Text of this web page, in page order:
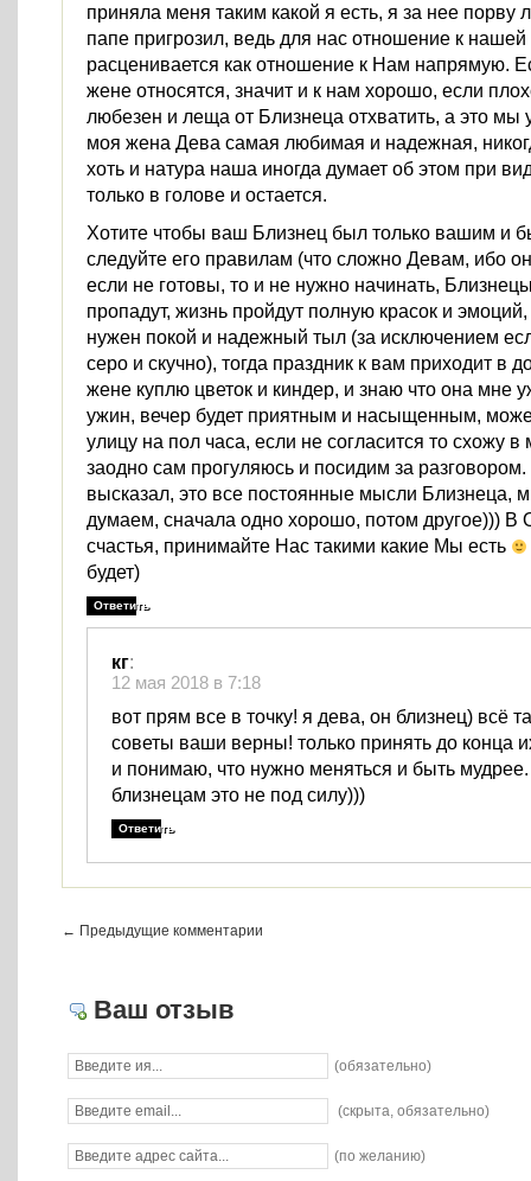
приняла меня таким какой я есть, я за нее порву
папе пригрозил, ведь для нас отношение к
расценивается как отношение к Нам напрямую.
жене относятся, значит и к нам хорошо, если
любезен и леща от Близнеца отхватить, а это
моя жена Дева самая любимая и надежная,
хоть и натура наша иногда думает об этом при
только в голове и остается.
Хотите чтобы ваш Близнец был только вашим и
следуйте его правилам (что сложно Девам, ибо
если не готовы, то и не нужно начинать,
пропадут, жизнь пройдут полную красок и
нужен покой и надежный тыл (за исключением
серо и скучно), тогда праздник к вам приходит в
жене куплю цветок и киндер, и знаю что она мне
ужин, вечер будет приятным и насыщенным,
улицу на пол часа, если не согласится то схожу в
заодно сам прогуляюсь и посидим за
высказал, это все постоянные мысли Близнеца,
думаем, сначала одно хорошо, потом другое)))
счастья, принимайте Нас такими какие Мы есть
будет)
Ответить
кг:
12 мая 2018 в 7:18
вот прям все в точку! я дева, он близнец) всё
советы ваши верны! только принять до конца
и понимаю, что нужно меняться и быть
близнецам это не под силу)))
Ответить
← Предыдущие комментарии
Ваш отзыв
(обязательно)
(скрыта, обязательно)
(по желанию)